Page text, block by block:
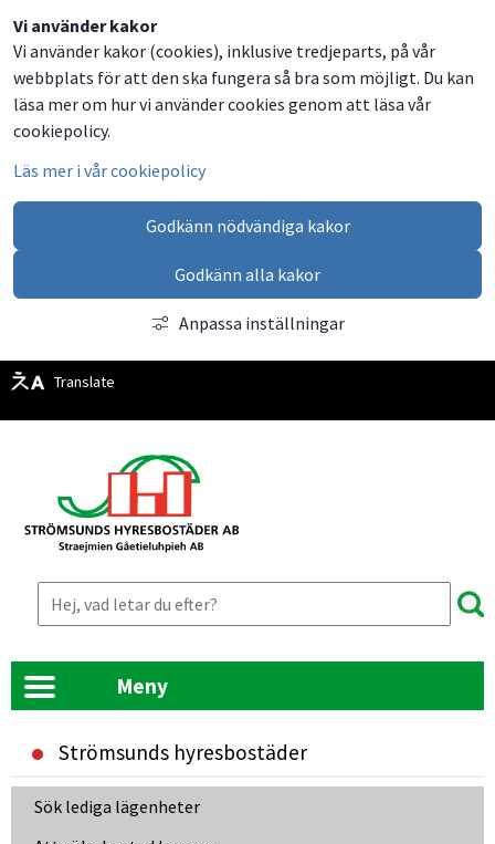
Vi använder kakor
Vi använder kakor (cookies), inklusive tredjeparts, på vår
webbplats för att den ska fungera så bra som möjligt. Du kan
läsa mer om hur vi använder cookies genom att läsa vår
cookiepolicy.
Läs mer i vår cookiepolicy
Godkänn nödvändiga kakor
Godkänn alla kakor
Anpassa inställningar
Translate
Meny
Strömsunds hyresbostäder
Sök lediga lägenheterLänk till annan webbplats, öppnas i
Dela
på
Facebook
Dela
på
Twitter
Dela
på
LinkedIn
Dela
via
email